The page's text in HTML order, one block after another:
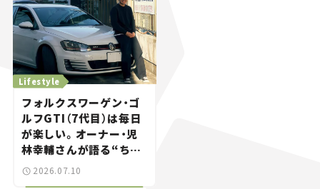
Lifestyle
フォルクスワーゲン・ゴ
ルフGTI（7代目）は毎日
が楽しい。オーナー・児
林幸輔さんが語る“ちょ
うどいいスポーツカ
ー”の魅力
2026.07.10